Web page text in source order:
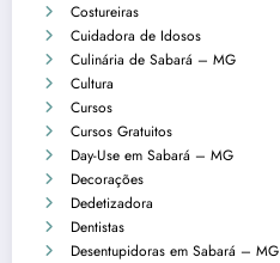
Costureiras
Cuidadora de Idosos
Culinária de Sabará – MG
Cultura
Cursos
Cursos Gratuitos
Day-Use em Sabará – MG
Decorações
Dedetizadora
Dentistas
Desentupidoras em Sabará – MG